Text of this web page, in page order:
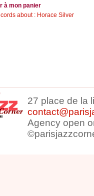
à mon panier
about : Horace Silver
27 place de la
Agency open